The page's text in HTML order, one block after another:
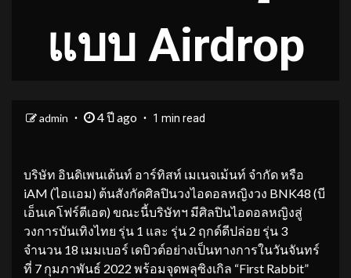
แบบ Airdrop
admin 4 ปี ago 1 min read
บริษัท อินดิเพนเด้นท์ อาร์ทิสท์ เมเนจเม้นท์ จำกัด หรือ
iAM (ไอแอม) ต้นสังกัดศิลปินวงไอดอลหญิงวง BNK48 (บี
เอ็นเคโฟร์ตีเอต) ขณะนี้บริษัทฯ มีศิลปินไอดอลหญิงสู่
วงการบันเทิงไทย รุ่น 1 และ รุ่น 2 ฤกด์ดีปล่อย รุ่น 3
จำนวน 18 เมมเบอร์ เดบิวต์อย่างเป็นทางการในวันจันทร์
ที่ 7 กุมภาพันธ์ 2022 พร้อมจุดพลุซิงเกิล “First Rabbit”